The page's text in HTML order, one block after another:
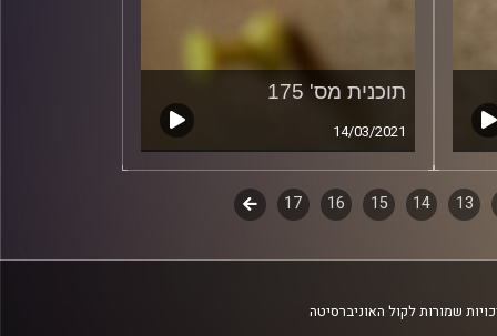
תוכנית מס' 175
14/03/2021
13
14
15
16
17
לשלב
שמורות לקול האוניברסיטה